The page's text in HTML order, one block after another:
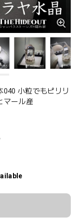
040 小粒でもピリリ
マール産